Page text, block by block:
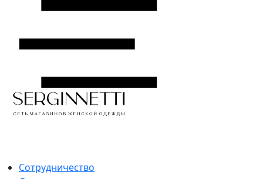
Сотрудничество